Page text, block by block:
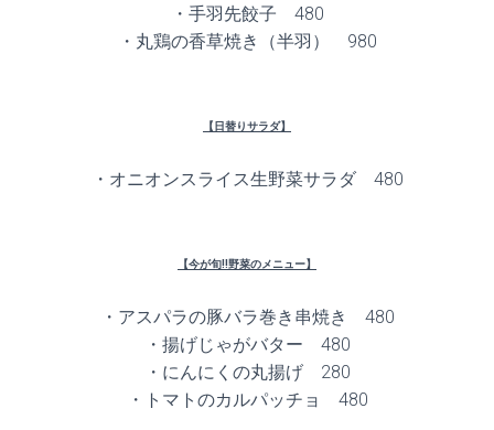
・手羽先餃子 480
・丸鶏の香草焼き（半羽） 980
【日替りサラダ】
・オニオンスライス生野菜サラダ 480
【今が旬!!野菜のメニュー】
・アスパラの豚バラ巻き串焼き 480
・揚げじゃがバター 480
・にんにくの丸揚げ 280
・トマトのカルパッチョ 480